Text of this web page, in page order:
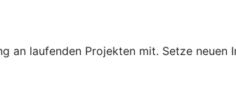
an laufenden Projekten mit. Setze neuen